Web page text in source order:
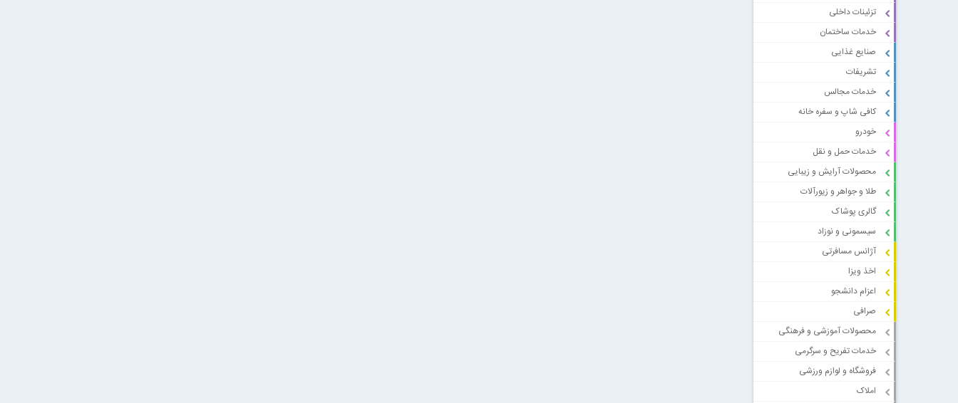
تزئینات داخلی
خدمات ساختمان
صنایع غذایی
تشریفات
خدمات مجالس
کافی شاپ و سفره خانه
خودرو
خدمات حمل و نقل
محصولات آرایش و زیبایی
طلا و جواهر و زیورآلات
گالری پوشاک
سیسمونی و نوزاد
آژانس مسافرتی
اخذ ویزا
اعزام دانشجو
صرافی
محصولات آموزشی و فرهنگی
خدمات تفریح و سرگرمی
فروشگاه و لوازم ورزشی
املاک